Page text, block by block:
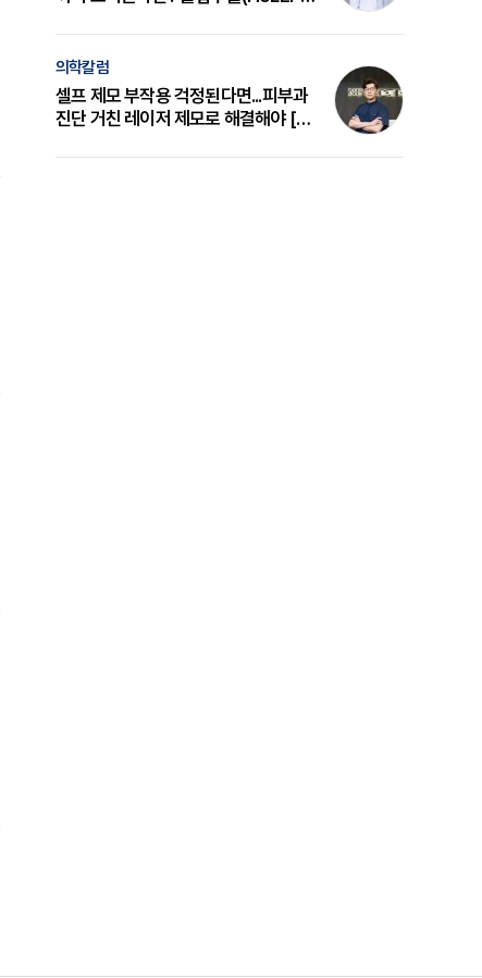
의학칼럼
셀프 제모 부작용 걱정된다면...피부과
진단 거친 레이저 제모로 해결해야 [변